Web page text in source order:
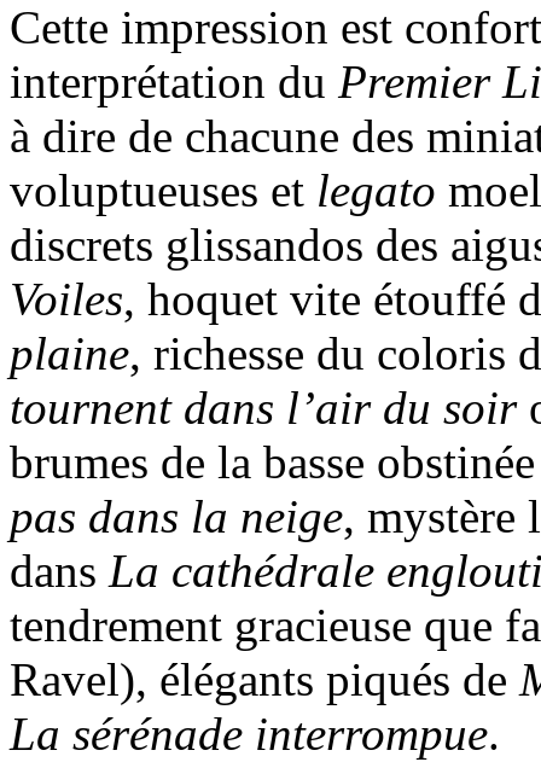
Cette impression est
interprétation du Premier
à dire de chacune des
voluptueuses et legato
discrets glissandos des
Voiles, hoquet vite étouffé
plaine, richesse du coloris
tournent dans l’air du soir
brumes de la basse
pas dans la neige, mystère
dans La cathédrale
tendrement gracieuse que
Ravel), élégants piqués de
La sérénade interrompue.